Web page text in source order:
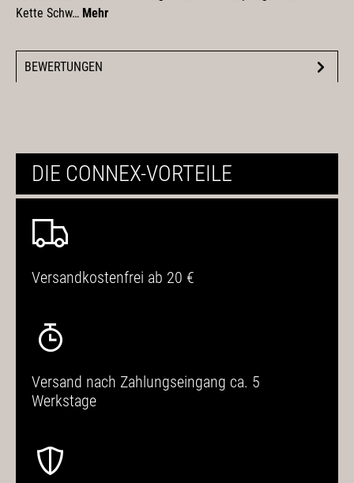
Kette Schw… Mehr
BEWERTUNGEN
DIE CONNEX-VORTEILE
Versandkostenfrei ab 20 €
Versand nach Zahlungseingang ca. 5
Werkstage